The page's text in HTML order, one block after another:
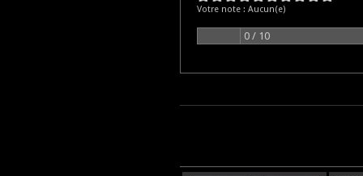
Votre note : Aucun(e)
0 / 10